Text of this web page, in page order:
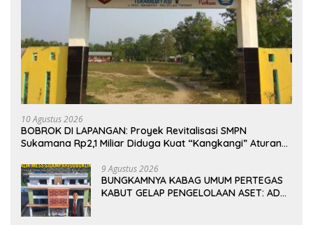
10 Agustus 2026
BOBROK DI LAPANGAN: Proyek Revitalisasi SMPN
Sukamana Rp2,1 Miliar Diduga Kuat “Kangkangi” Aturan
Tangan!
9 Agustus 2026
BUNGKAMNYA KABAG UMUM PERTEGAS
KABUT GELAP PENGELOLAAN ASET: ADA